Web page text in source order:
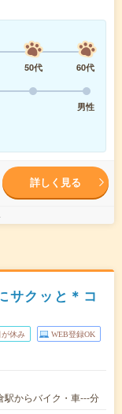
50代
60代
男性
詳しく見る
サクッと＊コ
が休み WEB登録OK
駅からバイク・車---分